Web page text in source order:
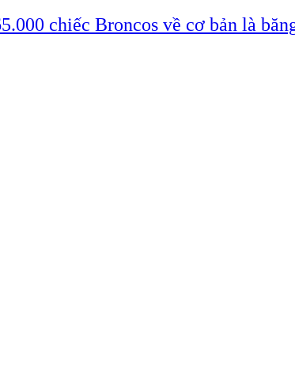
chiếc Broncos về cơ bản là